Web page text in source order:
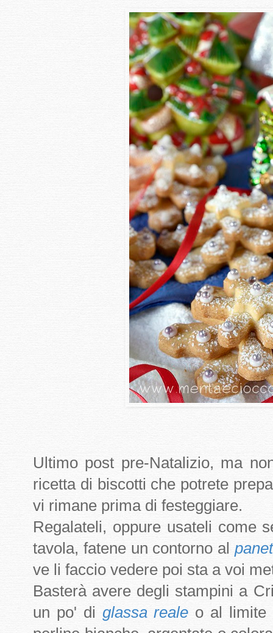
Ultimo post pre-Natalizio, ma
ricetta di biscotti che potrete
vi rimane prima di festeggiare.
Regalateli, oppure usateli come
tavola, fatene un contorno al
ve li faccio vedere poi sta a voi
Basterà avere degli stampini a
un po' di glassa reale o al limite